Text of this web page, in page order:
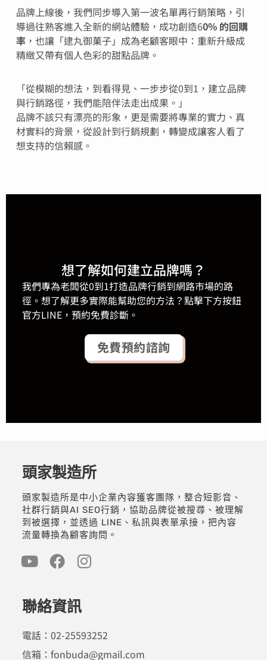
品牌上線後，我們同步導入第一波名單再行銷策略，引
導過往熟客進入全新的網站體驗，成功創造60% 的回購
率，也讓「逮丸御菓子」成為老顧客眼中：重新升級成
精緻又帶有個人色彩的甜點品牌。
「從模糊的想法，到看得見、一步步從0到1，建立品牌
與行銷路徑，我們能陪伴法走出成果。」
品牌不該只有漂亮的形象，更是需要將專業的實力、真
材實料的背景，從設計到行銷規劃，轉變成讓客人看了
想支持的信賴感。
想了解如何建立品牌嗎？
我們專為老闆從0到1打造品牌行銷到網路市場的路
徑。想了解更多實際能幫助您的方法？點擊下方按鈕
官方LINE，預約免費診斷。
免費預約諮詢
頭家製造所
頭家製造所是中小企業內容獲客團隊，整合短影音、
社群行銷與AI SEO行銷，協助品牌從被搜尋、被理解
到被選擇，並透過 LINE、私訊與表單承接，把內容
流量轉換為顧客詢問。
聯絡資訊
電話：02-25593252
信箱：fonbuda@gmail.com